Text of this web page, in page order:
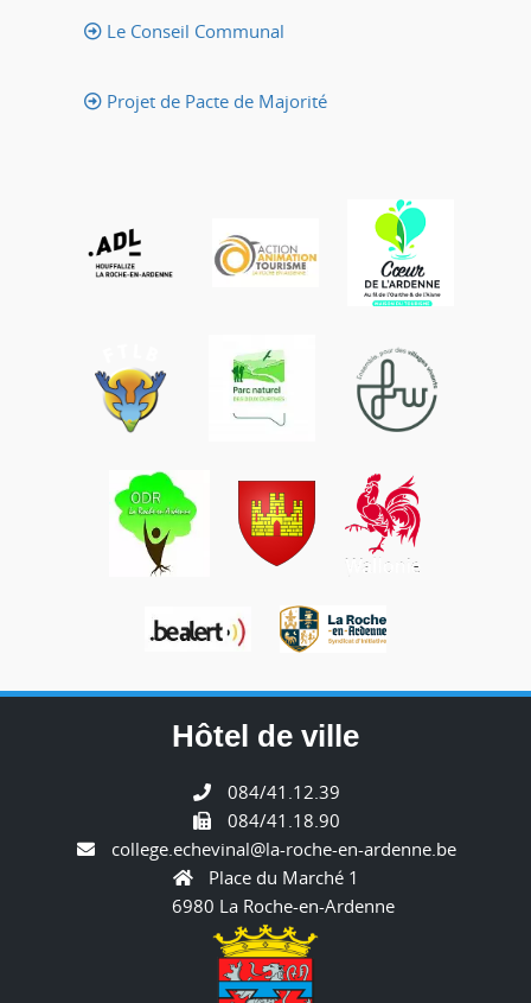
Le Conseil Communal
Projet de Pacte de Majorité
Hôtel de ville
084/41.12.39
084/41.18.90
college.echevinal@la-roche-en-ardenne.be
Place du Marché 1
6980 La Roche-en-Ardenne